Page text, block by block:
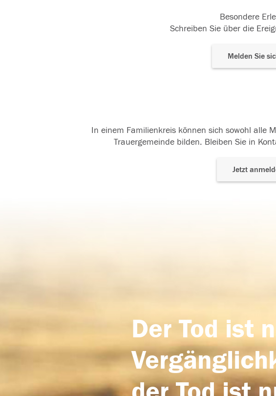
Besondere
Schreiben Sie über die
Melden Sie
In einem Familienkreis können sich sowohl alle
Trauergemeinde bilden. Bleiben Sie in
Jetzt
Der Tod ist